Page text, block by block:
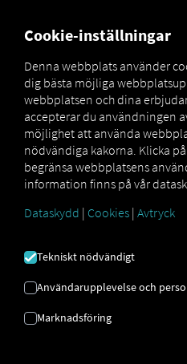
ordlista Vad är
Telematikdata är data som
speciella telematikenheter
appar, överförs till ett
som helst:Inom transport-
topphastigheten
Cookie-inställningar
Denna webbplats använder
dig bästa möjliga
webbplatsen och dina
accepterar du användningen
möjlighet att använda
nödvändiga kakorna. Klicka
begränsa webbplatsens
information finns på vår
Dataskydd | Cookies | Avtryck
Tekniskt nödvändigt
Användarupplevelse och
Marknadsföring